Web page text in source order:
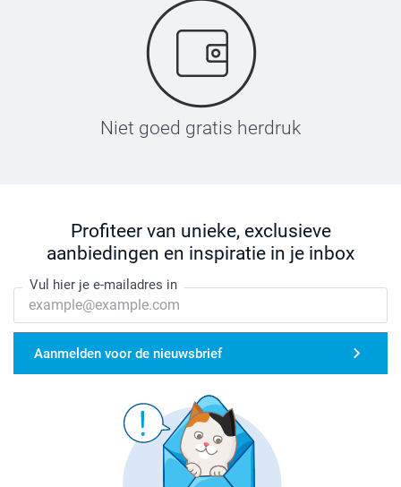
Niet goed gratis herdruk
Profiteer van unieke, exclusieve
aanbiedingen en inspiratie in je inbox
Vul hier je e-mailadres in
Aanmelden voor de nieuwsbrief